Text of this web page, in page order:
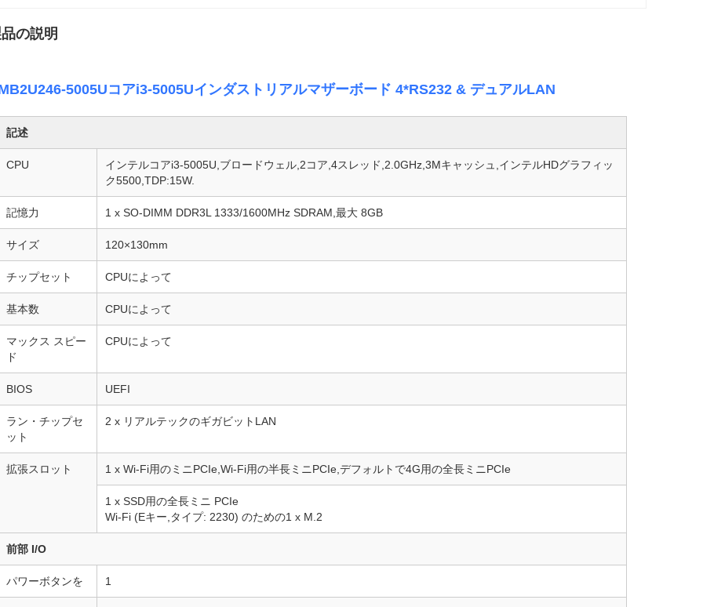
の説明
5005Uコアi3-5005Uインダストリアルマザーボード 4*RS232 & デュアルLAN
記述
CPU
インテルコアi3-5005U,ブロードウェル,2コア,4スレッド,2.0GHz,3Mキャッシュ,インテルHDグラフィッ
ク5500,TDP:15W.
記憶力 1 x SO-DIMM DDR3L 1333/1600MHz SDRAM,最大 8GB
サイズ 120×130mm
チップセット CPUによって
基本数 CPUによって
マックス スピー
ド
CPUによって
BIOS UEFI
ラン・チップセ
ット
2 x リアルテックのギガビットLAN
拡張スロット 1 x Wi-Fi用のミニPCIe,Wi-Fi用の半長ミニPCIe,デフォルトで4G用の全長ミニPCIe
1 x SSD用の全長ミニ PCIe
Wi-Fi (Eキー,タイプ: 2230) のための1 x M.2
前部 I/O
パワーボタンを 1